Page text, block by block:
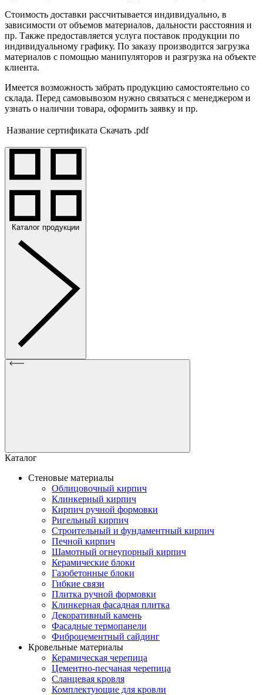
Стоимость доставки рассчитывается индивидуально, в
зависимости от объемов материалов, дальности расстояния и
пр. Также предоставляется услуга поставок продукции по
индивидуальному графику. По заказу производится загрузка
материалов с помощью манипуляторов и разгрузка на объекте
клиента.
Имеется возможность забрать продукцию самостоятельно со
склада. Перед самовывозом нужно связаться с менеджером и
узнать о наличии товара, оформить заявку и пр.
Название сертификата Скачать .pdf
Каталог продукции
Каталог
Стеновые материалы
Облицовочный кирпич
Клинкерный кирпич
Кирпич ручной формовки
Ригельный кирпич
Строительный и фундаментный кирпич
Печной кирпич
Шамотный огнеупорный кирпич
Керамические блоки
Газобетонные блоки
Гибкие связи
Плитка ручной формовки
Клинкерная фасадная плитка
Декоративный камень
Фасадные термопанели
Фиброцементный сайдинг
Кровельные материалы
Керамическая черепица
Цементно-песчаная черепица
Сланцевая кровля
Комплектующие для кровли